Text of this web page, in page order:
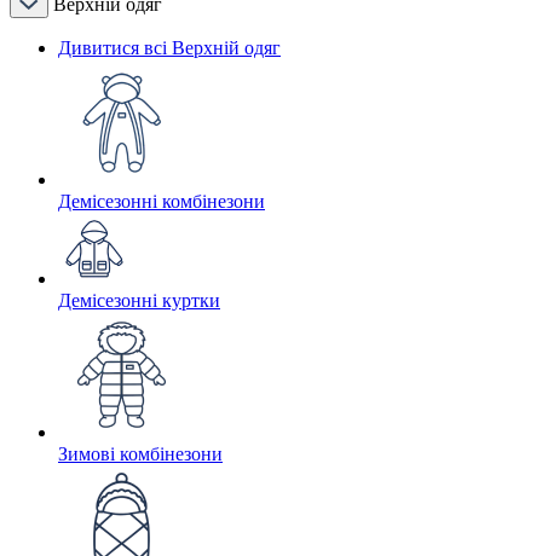
Верхній одяг
Дивитися всі Верхній одяг
Демісезонні комбінезони
Демісезонні куртки
Зимові комбінезони